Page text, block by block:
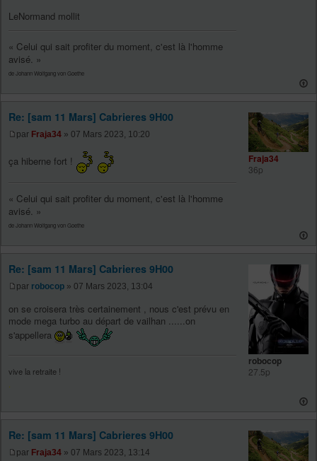
LeNormand mollit
« Celui qui sait profiter du moment, c'est là l'homme
avisé. »
de Johann Wolfgang von Goethe
Re: [sam 11 Mars] Cabrieres 9H00
par Fraja34 » 07 Mars 2023, 10:20
ça hiberne fort !
« Celui qui sait profiter du moment, c'est là l'homme
avisé. »
de Johann Wolfgang von Goethe
Fraja34
36p
Re: [sam 11 Mars] Cabrieres 9H00
par robocop » 07 Mars 2023, 13:04
on se croisera très certainement , nous c'est prévu en
mode mega turbo au départ de vailhan ......on
s'appellera
vive la retraite !
robocop
27.5p
Re: [sam 11 Mars] Cabrieres 9H00
par Fraja34 » 07 Mars 2023, 13:14